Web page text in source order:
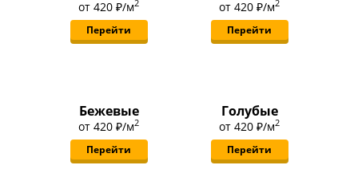
от 420 ₽/м2
Перейти
от 420 ₽/м2
Перейти
Бежевые
от 420 ₽/м2
Перейти
Голубые
от 420 ₽/м2
Перейти